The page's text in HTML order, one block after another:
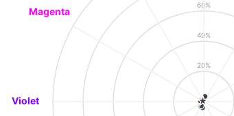
20%
40%
60%
Violet
Magenta